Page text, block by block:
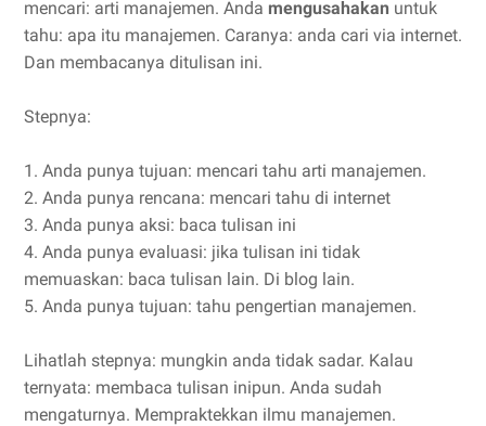
mencari: arti manajemen. Anda mengusahakan untuk
tahu: apa itu manajemen. Caranya: anda cari via internet.
Dan membacanya ditulisan ini.
Stepnya:
1. Anda punya tujuan: mencari tahu arti manajemen.
2. Anda punya rencana: mencari tahu di internet
3. Anda punya aksi: baca tulisan ini
4. Anda punya evaluasi: jika tulisan ini tidak
memuaskan: baca tulisan lain. Di blog lain.
5. Anda punya tujuan: tahu pengertian manajemen.
Lihatlah stepnya: mungkin anda tidak sadar. Kalau
ternyata: membaca tulisan inipun. Anda sudah
mengaturnya. Mempraktekkan ilmu manajemen.